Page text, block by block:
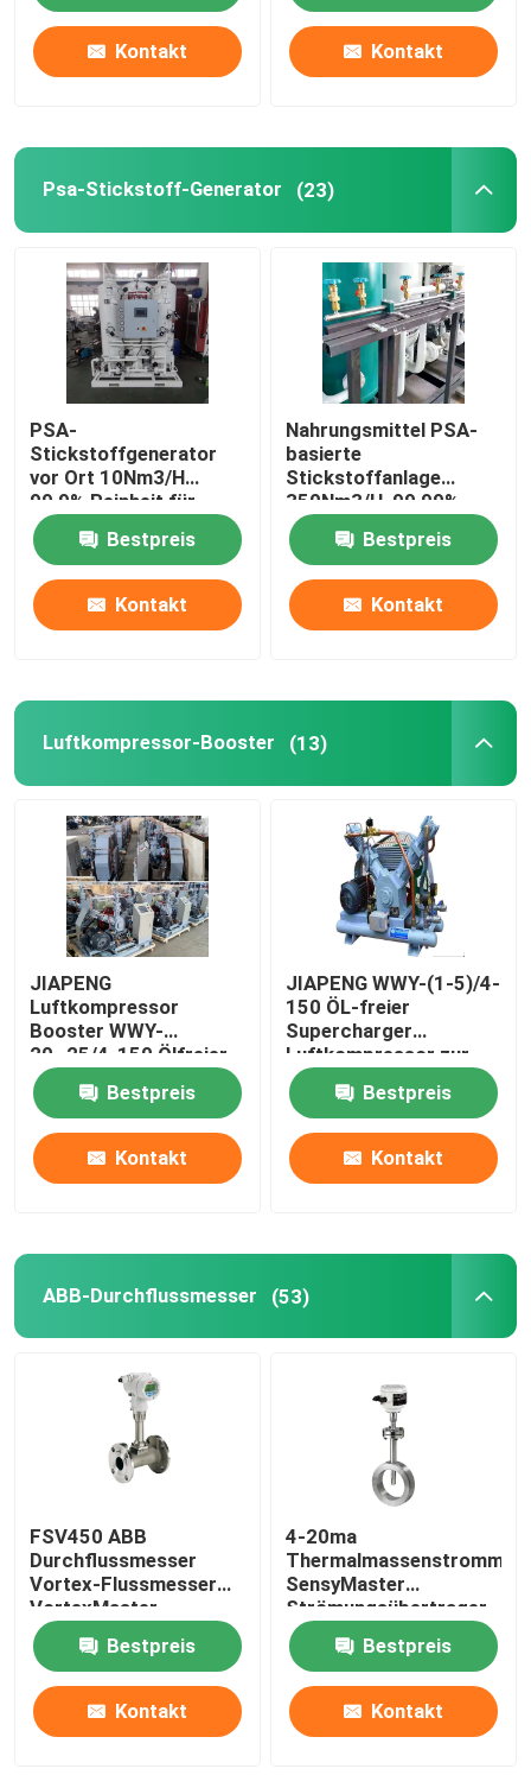
Startseite
Fabrik Tour
Qualitätskontrolle
Kontakt
Referenzen
PSA-Gasgenerator
Psa-Sauerstoff-Generator
Luftkompressor-Booster
ABB-Durchflussmesser
ABB-Drucktransmitter
ABB-Level-Sender
Durchflussmesserkalibrationssystem
Automation Roboterarm
Digitale Positionierer
Kontakt Kontakt
Psa-Stickstoff-Generator (23)
PSA-
Stickstoffgenerator
vor Ort 10Nm3/H
99,9% Reinheit für
Lebensmittel,
Metallurgie, Chemie
Bestpreis
Kontakt
Nahrungsmittel PSA-
basierte
Stickstoffanlage
350Nm3/H, 99,99%
Reinheit
Bestpreis
Kontakt
Luftkompressor-Booster (13)
JIAPENG
Luftkompressor
Booster WWY-
20~25/4-150 Ölfreier
Ladegerät zur
Sauerstofffüllung
Bestpreis
Kontakt
JIAPENG WWY-(1-5)/4-
150 ÖL-freier
Supercharger
Luftkompressor zur
Sauerstofffüllung
Bestpreis
Kontakt
ABB-Durchflussmesser (53)
FSV450 ABB
Durchflussmesser
Vortex-Flussmesser
VortexMaster
Bestpreis
Kontakt
4-20ma
SensyMaster
Strömungsübertrager
Vortex FMT200
Bestpreis
Kontakt